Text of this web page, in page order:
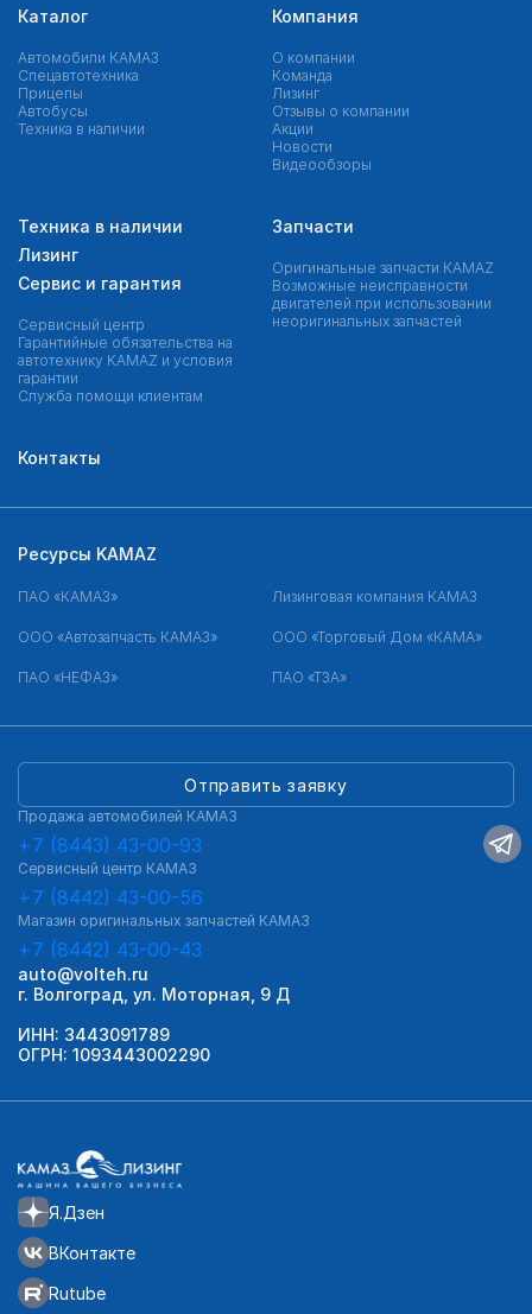
Каталог
Автомобили КАМАЗ
Спецавтотехника
Прицепы
Автобусы
Техника в наличии
Компания
О компании
Команда
Лизинг
Отзывы о компании
Акции
Новости
Видеообзоры
Техника в наличии
Лизинг
Сервис и гарантия
Сервисный центр
Гарантийные обязательства на
автотехнику KAMAZ и условия
гарантии
Служба помощи клиентам
Запчасти
Оригинальные запчасти КAMAZ
Возможные неисправности
двигателей при использовании
неоригинальных запчастей
Контакты
Я.Дзен
ВКонтакте
Rutube
Отправить заявку
Продажа автомобилей КАМАЗ
+7 (8443) 43-00-93
Сервисный центр КАМАЗ
+7 (8442) 43-00-56
Магазин оригинальных запчастей КАМАЗ
+7 (8442) 43-00-43
auto@volteh.ru
г. Волгоград, ул. Моторная, 9 Д
ИНН: 3443091789
ОГРН: 1093443002290
Ресурсы KAMAZ
ПАО «КАМАЗ» Лизинговая компания КАМАЗ
ООО «Автозапчасть КАМАЗ» ООО «Торговый Дом «КАМА»
ПАО «НЕФАЗ» ПАО «ТЗА»